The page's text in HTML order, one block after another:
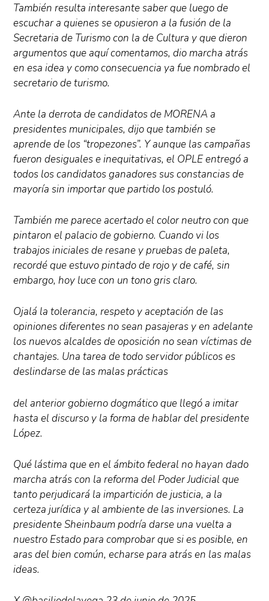
También resulta interesante saber que luego de
escuchar a quienes se opusieron a la fusión de la
Secretaria de Turismo con la de Cultura y que dieron
argumentos que aquí comentamos, dio marcha atrás
en esa idea y como consecuencia ya fue nombrado el
secretario de turismo.
Ante la derrota de candidatos de MORENA a
presidentes municipales, dijo que también se
aprende de los “tropezones”. Y aunque las campañas
fueron desiguales e inequitativas, el OPLE entregó a
todos los candidatos ganadores sus constancias de
mayoría sin importar que partido los postuló.
También me parece acertado el color neutro con que
pintaron el palacio de gobierno. Cuando vi los
trabajos iniciales de resane y pruebas de paleta,
recordé que estuvo pintado de rojo y de café, sin
embargo, hoy luce con un tono gris claro.
Ojalá la tolerancia, respeto y aceptación de las
opiniones diferentes no sean pasajeras y en adelante
los nuevos alcaldes de oposición no sean víctimas de
chantajes. Una tarea de todo servidor públicos es
deslindarse de las malas prácticas
del anterior gobierno dogmático que llegó a imitar
hasta el discurso y la forma de hablar del presidente
López.
Qué lástima que en el ámbito federal no hayan dado
marcha atrás con la reforma del Poder Judicial que
tanto perjudicará la impartición de justicia, a la
certeza jurídica y al ambiente de las inversiones. La
presidente Sheinbaum podría darse una vuelta a
nuestro Estado para comprobar que si es posible, en
aras del bien común, echarse para atrás en las malas
ideas.